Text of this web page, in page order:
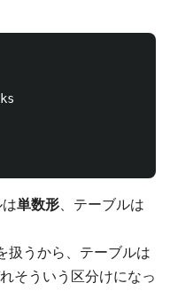
単数形 、テーブルは
扱うから、テーブルは
そういう区分けになっ